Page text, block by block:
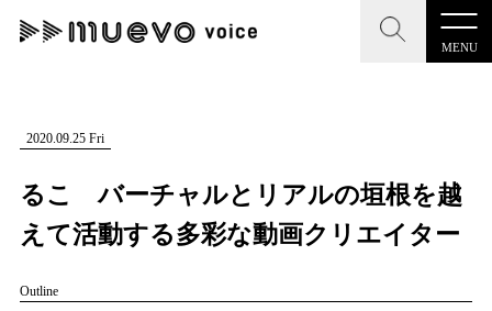
MENU
CLOSE
記事を検索する
人気ワード
CLOSE
"読者の声を形にする”音楽特化メディア
MENU
2020.09.25 Fri
るこ バーチャルとリアルの垣根を越
えて活動する多彩な動画クリエイター
Outline